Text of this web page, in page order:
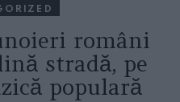
români
stradă, pe
populară